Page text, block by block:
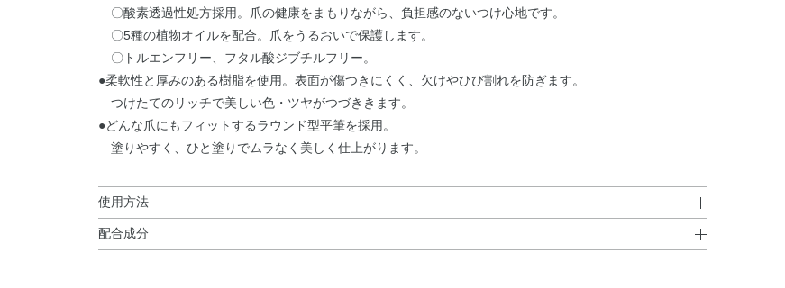
〇酸素透過性処方採用。爪の健康をまもりながら、負担感のないつけ心地です。
〇5種の植物オイルを配合。爪をうるおいで保護します。
〇トルエンフリー、フタル酸ジブチルフリー。
●柔軟性と厚みのある樹脂を使用。表面が傷つきにくく、欠けやひび割れを防ぎます。
つけたてのリッチで美しい色・ツヤがつづききます。
●どんな爪にもフィットするラウンド型平筆を採用。
塗りやすく、ひと塗りでムラなく美しく仕上がります。
使用方法
使用上の注意
配合成分